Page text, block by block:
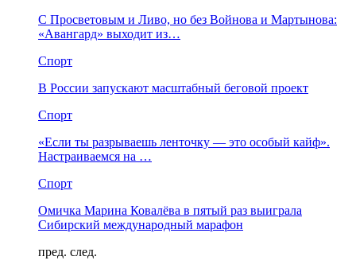
С Просветовым и Ливо, но без Войнова и Мартынова:
«Авангард» выходит из…
Спорт
В России запускают масштабный беговой проект
Спорт
«Если ты разрываешь ленточку — это особый кайф».
Настраиваемся на …
Спорт
Омичка Марина Ковалёва в пятый раз выиграла
Сибирский международный марафон
пред. след.